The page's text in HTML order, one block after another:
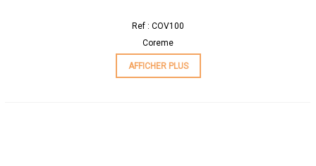
Ref : COV100
Coreme
AFFICHER PLUS